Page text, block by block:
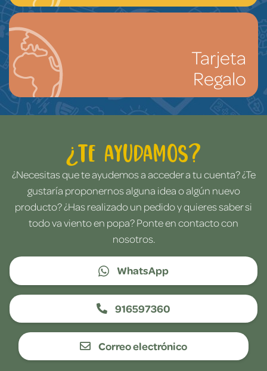
Tarjeta
Regalo
¿Te ayudamos?
¿Necesitas que te ayudemos a acceder a tu cuenta? ¿Te
gustaría proponernos alguna idea o algún nuevo
producto? ¿Has realizado un pedido y quieres saber si
todo va viento en popa? Ponte en contacto con
nosotros.
WhatsApp
916597360
Correo electrónico